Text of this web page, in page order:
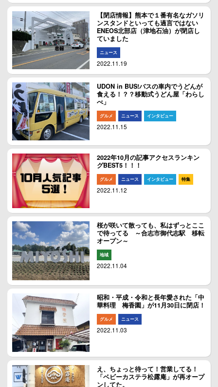
【閉店情報】熊本で１番有名なガソリ
ンスタンドといっても過言ではない
ENEOS北部店（津地石油）が閉店し
ていました
ニュース
2022.11.19
UDON in BUS!バスの車内でうどんが
食える！？？移動式うどん屋「わらし
べ」
グルメ ニュース インタビュー
2022.11.15
2022年10月の記事アクセスランキン
グBEST5！！！
グルメ ニュース インタビュー 特集
2022.11.12
桜が咲いて散っても、私はずっとここ
で待ってる ～合志市御代志駅 移転
オープン～
地域
2022.11.04
昭和・平成・令和と長年愛された「中
華料理 梅香園」が11月30日に閉店！
グルメ ニュース
2022.11.03
え、ちょっと待って！営業してる！
「ベビーカステラ松露庵」が再オープ
ンしてた。